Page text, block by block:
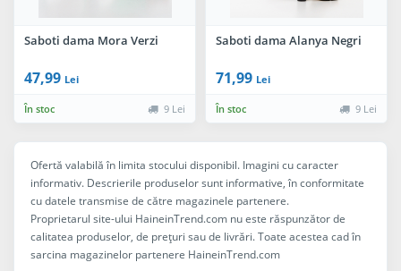
Saboti dama Mora Verzi
47,99 Lei
În stoc 9 Lei
Saboti dama Alanya Negri
71,99 Lei
În stoc 9 Lei
Ofertă valabilă în limita stocului disponibil. Imagini cu caracter
informativ. Descrierile produselor sunt informative, în conformitate
cu datele transmise de către magazinele partenere.
Proprietarul site-ului HaineinTrend.com nu este răspunzător de
calitatea produselor, de preţuri sau de livrări. Toate acestea cad în
sarcina magazinelor partenere HaineinTrend.com